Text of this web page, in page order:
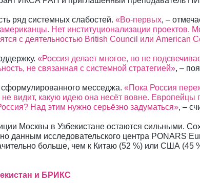
ряд системных слабостей. «Во-первых, –
Нет институционализации проектов.
с деятельностью British Council или American
«Россия делает многое, но не
не связанная с системной стратегией», –
сформулированного месседжа. «Пока Россия
видит, какую идею она несёт вовне.
Над этим нужно серьёзно задуматься», –
Москвы в Узбекистане остаются сильными.
данным исследовательского центра PONARS
больше, чем к Китаю (52 %) или США (45
и БРИКС